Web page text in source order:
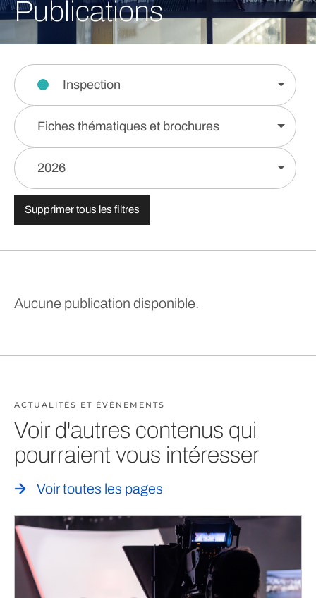
Publications
Inspection
Fiches thématiques et brochures
2026
Supprimer tous les filtres
Aucune publication disponible.
ACTUALITÉS ET ÉVÈNEMENTS
Voir d'autres contenus qui
pourraient vous intéresser
Voir toutes les pages